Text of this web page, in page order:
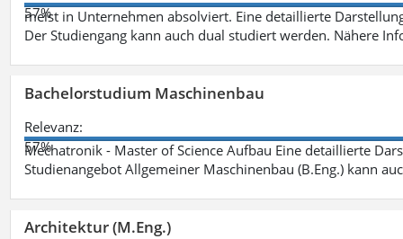
57%
meist in Unternehmen absolviert. Eine detaillierte
Der Studiengang kann auch dual studiert werden. Nähere
Bachelorstudium Maschinenbau
Relevanz:
57%
Mechatronik - Master of Science Aufbau Eine detaillierte
Studienangebot Allgemeiner Maschinenbau (B.Eng.) kann
Architektur (M.Eng.)